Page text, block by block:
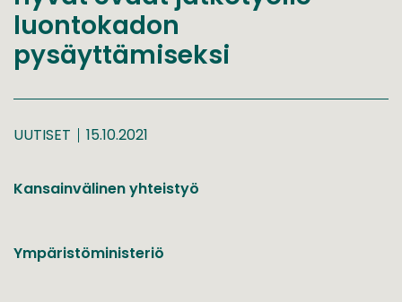
luontokadon
pysäyttämiseksi
UUTISET 15.10.2021
Kansainvälinen yhteistyö
Ympäristöministeriö